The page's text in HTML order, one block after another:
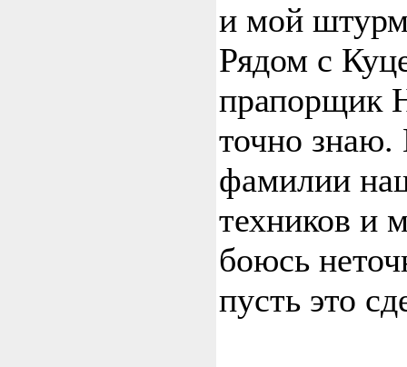
и мой
Рядом с
прапорщик
точно
фамилии
техников и
боюсь
пусть это